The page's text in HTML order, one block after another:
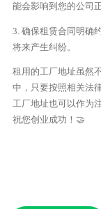
能会影响到您的公司
3. 确保租赁合同明确
将来产生纠纷。
租用的工厂地址虽然
中，只要按照相关法
工厂地址也可以作为
祝您创业成功！🤝